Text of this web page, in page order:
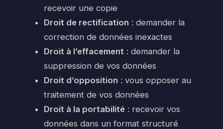
recevoir une copie
Droit de rectification : demander la
correction de données inexactes
Droit à l’effacement : demander la
suppression de vos données
Droit d’opposition : vous opposer au
traitement de vos données
Droit à la portabilité : recevoir vos
données dans un format structuré